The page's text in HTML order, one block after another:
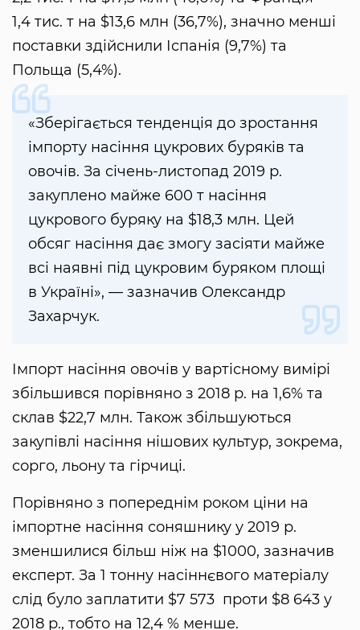
1,4 тис. т на $13,6 млн (36,7%), значно менші
поставки здійснили Іспанія (9,7%) та
Польща (5,4%).
«Зберігається тенденція до зростання
імпорту насіння цукрових буряків та
овочів. За січень-листопад 2019 р.
закуплено майже 600 т насіння
цукрового буряку на $18,3 млн. Цей
обсяг насіння дає змогу засіяти майже
всі наявні під цукровим буряком площі
в Україні», — зазначив Олександр
Захарчук.
Імпорт насіння овочів у вартісному вимірі
збільшився порівняно з 2018 р. на 1,6% та
склав $22,7 млн. Також збільшуються
закупівлі насіння нішових культур, зокрема,
сорго, льону та гірчиці.
Порівняно з попереднім роком ціни на
імпортне насіння соняшнику у 2019 р.
зменшилися більш ніж на $1000, зазначив
експерт. За 1 тонну насіннєвого матеріалу
слід було заплатити $7 573 проти $8 643 у
2018 р., тобто на 12,4 % менше.